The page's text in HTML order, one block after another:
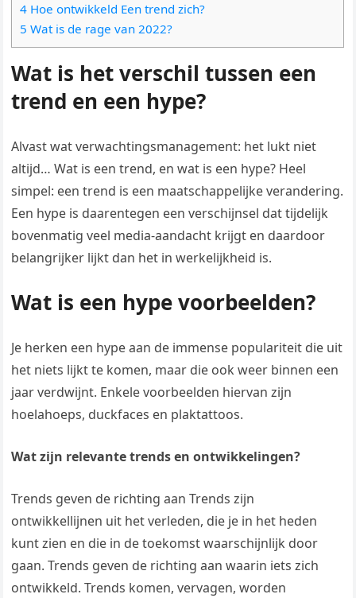
4 Hoe ontwikkeld Een trend zich?
5 Wat is de rage van 2022?
Wat is het verschil tussen een
trend en een hype?
Alvast wat verwachtingsmanagement: het lukt niet
altijd… Wat is een trend, en wat is een hype? Heel
simpel: een trend is een maatschappelijke verandering.
Een hype is daarentegen een verschijnsel dat tijdelijk
bovenmatig veel media-aandacht krijgt en daardoor
belangrijker lijkt dan het in werkelijkheid is.
Wat is een hype voorbeelden?
Je herken een hype aan de immense populariteit die uit
het niets lijkt te komen, maar die ook weer binnen een
jaar verdwijnt. Enkele voorbeelden hiervan zijn
hoelahoeps, duckfaces en plaktattoos.
Wat zijn relevante trends en ontwikkelingen?
Trends geven de richting aan Trends zijn
ontwikkellijnen uit het verleden, die je in het heden
kunt zien en die in de toekomst waarschijnlijk door
gaan. Trends geven de richting aan waarin iets zich
ontwikkeld. Trends komen, vervagen, worden